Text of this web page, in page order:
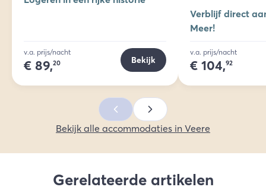
v.a. prijs/nacht
€ 89,20 Bekijk
Verblijf direct
Meer!
v.a. prijs/nacht
€ 104,92
Bekijk alle accommodaties in Veere
Gerelateerde artikelen